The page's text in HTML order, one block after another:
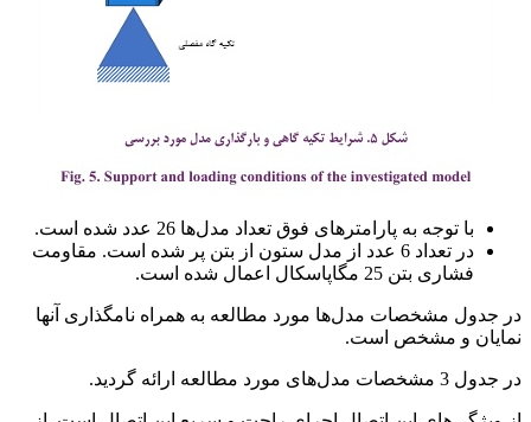
با توجه به پارامترهای فوق تعداد مدل‌ها 26 عدد شده است.
در تعداد 6 عدد از مدل ستون از بتن پر شده است. مقاومت
فشاری بتن 25 مگاپاسکال اعمال شده است.
در جدول مشخصات مدل‌ها مورد مطالعه به همراه نامگذاری آنها
نمایان و مشخص است.
در جدول 3 مشخصات مدل‌های مورد مطالعه ارائه گردید.